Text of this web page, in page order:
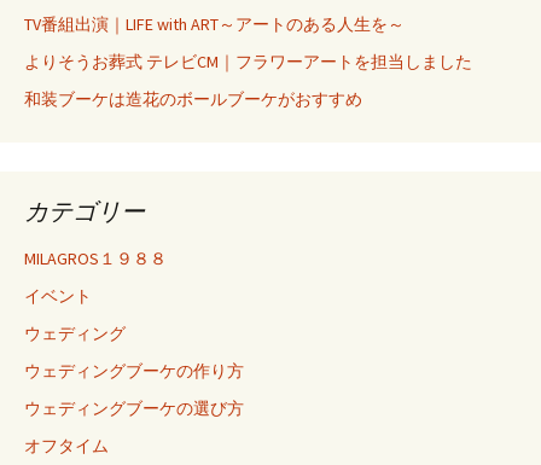
TV番組出演｜LIFE with ART～アートのある人生を～
よりそうお葬式 テレビCM｜フラワーアートを担当しました
和装ブーケは造花のボールブーケがおすすめ
カテゴリー
MILAGROS１９８８
イベント
ウェディング
ウェディングブーケの作り方
ウェディングブーケの選び方
オフタイム